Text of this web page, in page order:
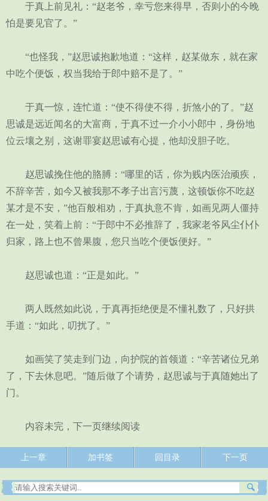
于真上前见礼：“赵老爷，幸亏您来得早，否则小的今晚
怕是要见官了。”
“也怪我，”赵思诚抱歉地道：“这样，赵某做东，就在家
中吃个便饭，权当我给于郎中赔不是了。”
于真一惊，连忙道：“使不得使不得，折煞小的了。”赵
思诚是远近闻名的大富商，于真不过一介小小郎中，身份地
位云壤之别，这谢罪宴赵思诚有心提，他却没胆子吃。
赵思诚挽住他的胳膊：“哪里的话，你为贱内医治顽疾，
不辞辛苦，如今又被我那不孝子出言污蔑，这顿饭你不吃赵
某才是不安，”他百般相劝，于真执意不肯，如画见两人僵持
在一处，笑着上前：“于郎中不必推辞了，我家老爷风尘仆仆
归家，路上也不曾果腹，您只当吃个便饭便好。”
赵思诚也道：“正是如此。”
两人既然如此说，于真再拒绝便是不懂礼数了，只好拱
手道：“如此，叨扰了。”
如画笑了笑走到门边，向护院的首领道：“辛苦诸位兄弟
了，下去休息吧。”随后做了个请势，赵思诚与于真随她出了
门。
内容未完，下一页继续阅读
上一章 加书签 回目录 下一页